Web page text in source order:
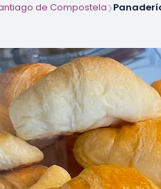
de Compostela❯